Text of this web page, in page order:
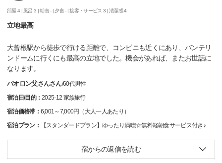
部屋 4 | 風呂 3 |朝食 - | 夕食 - |接客・サービス 3 |清潔感 4
立地最高
大曾根駅から徒歩で行ける距離で、コンビニも近くにあり、バンテリ
ンドームに行くにも最高の立地でした。機会があれば、またお世話に
なります。
パオロン父さんさん/60代男性
宿泊日/目的：2025-12 家族旅行
宿泊価格帯： 6,001～7,000円（大人一人あたり）
宿泊プラン：
【スタンダードプラン】ゆったり満喫☆無料軽朝食サービス付き♪
宿からの返信を読む